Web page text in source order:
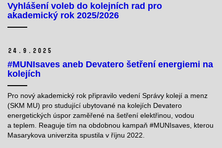
Vyhlášení voleb do kolejních rad pro
akademický rok 2025/2026
24. 9. 2025
#MUNIsaves aneb Devatero šetření energiemi na
kolejích
Pro nový akademický rok připravilo vedení Správy kolejí a menz
(SKM MU) pro studující ubytované na kolejích Devatero
energetických úspor zaměřené na šetření elektřinou, vodou
a teplem. Reaguje tím na obdobnou kampaň #MUNIsaves, kterou
Masarykova univerzita spustila v říjnu 2022.